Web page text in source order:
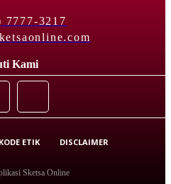
7777-3217
Kami
KODE ETIK DISCLAIMER
Sketsa Online